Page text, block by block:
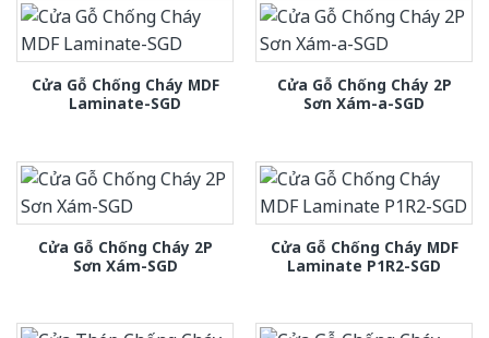
Cửa Gỗ Chống Cháy MDF
Laminate-SGD
Cửa Gỗ Chống Cháy 2P
Sơn Xám-a-SGD
Cửa Gỗ Chống Cháy 2P
Sơn Xám-SGD
Cửa Gỗ Chống Cháy MDF
Laminate P1R2-SGD